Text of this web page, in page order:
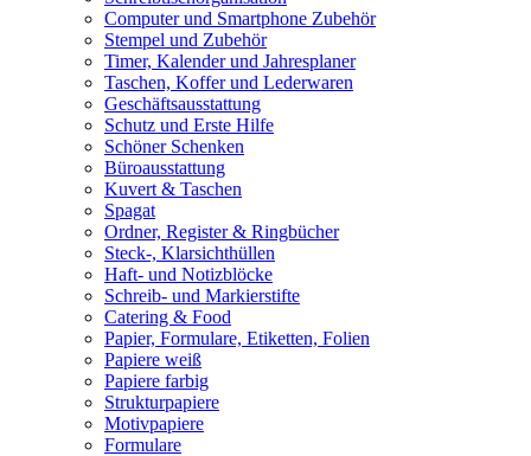
Computer und Smartphone Zubehör
Stempel und Zubehör
Timer, Kalender und Jahresplaner
Taschen, Koffer und Lederwaren
Geschäftsausstattung
Schutz und Erste Hilfe
Schöner Schenken
Büroausstattung
Kuvert & Taschen
Spagat
Ordner, Register & Ringbücher
Steck-, Klarsichthüllen
Haft- und Notizblöcke
Schreib- und Markierstifte
Catering & Food
Papier, Formulare, Etiketten, Folien
Papiere weiß
Papiere farbig
Strukturpapiere
Motivpapiere
Formulare